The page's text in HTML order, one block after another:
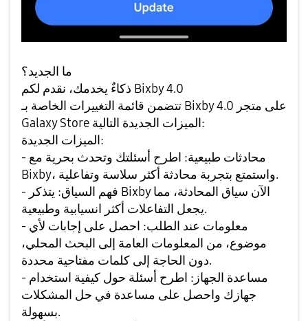
ما الجديد؟
ذكاءٌ يخدمك، نقدم لكم Bixby 4.0
تتضمن قائمة التغييرات الخاصة بـ Bixby 4.0 على متجر
Galaxy Store الميزات الجديدة التالية:
الميزات الجديدة:
- محادثات طبيعية: اطرح أسئلتك وتحدث بحرية مع
Bixby، واستمتع بتجربة محادثة أكثر سلاسة وتفاعلية.
- فهم السياق: يتذكر Bixby الآن سياق المحادثة، مما
يجعل التفاعلات أكثر انسيابية وطبيعية.
- معلومات عند الطلب: احصل على إجابات لأي
موضوع، من المعلومات العامة إلى البحث المحلي،
دون الحاجة إلى كلمات مفتاحية محددة.
- مساعدة الجهاز: اطرح أسئلة حول كيفية استخدام
جهازك واحصل على مساعدة في حل المشكلات
بسهولة.